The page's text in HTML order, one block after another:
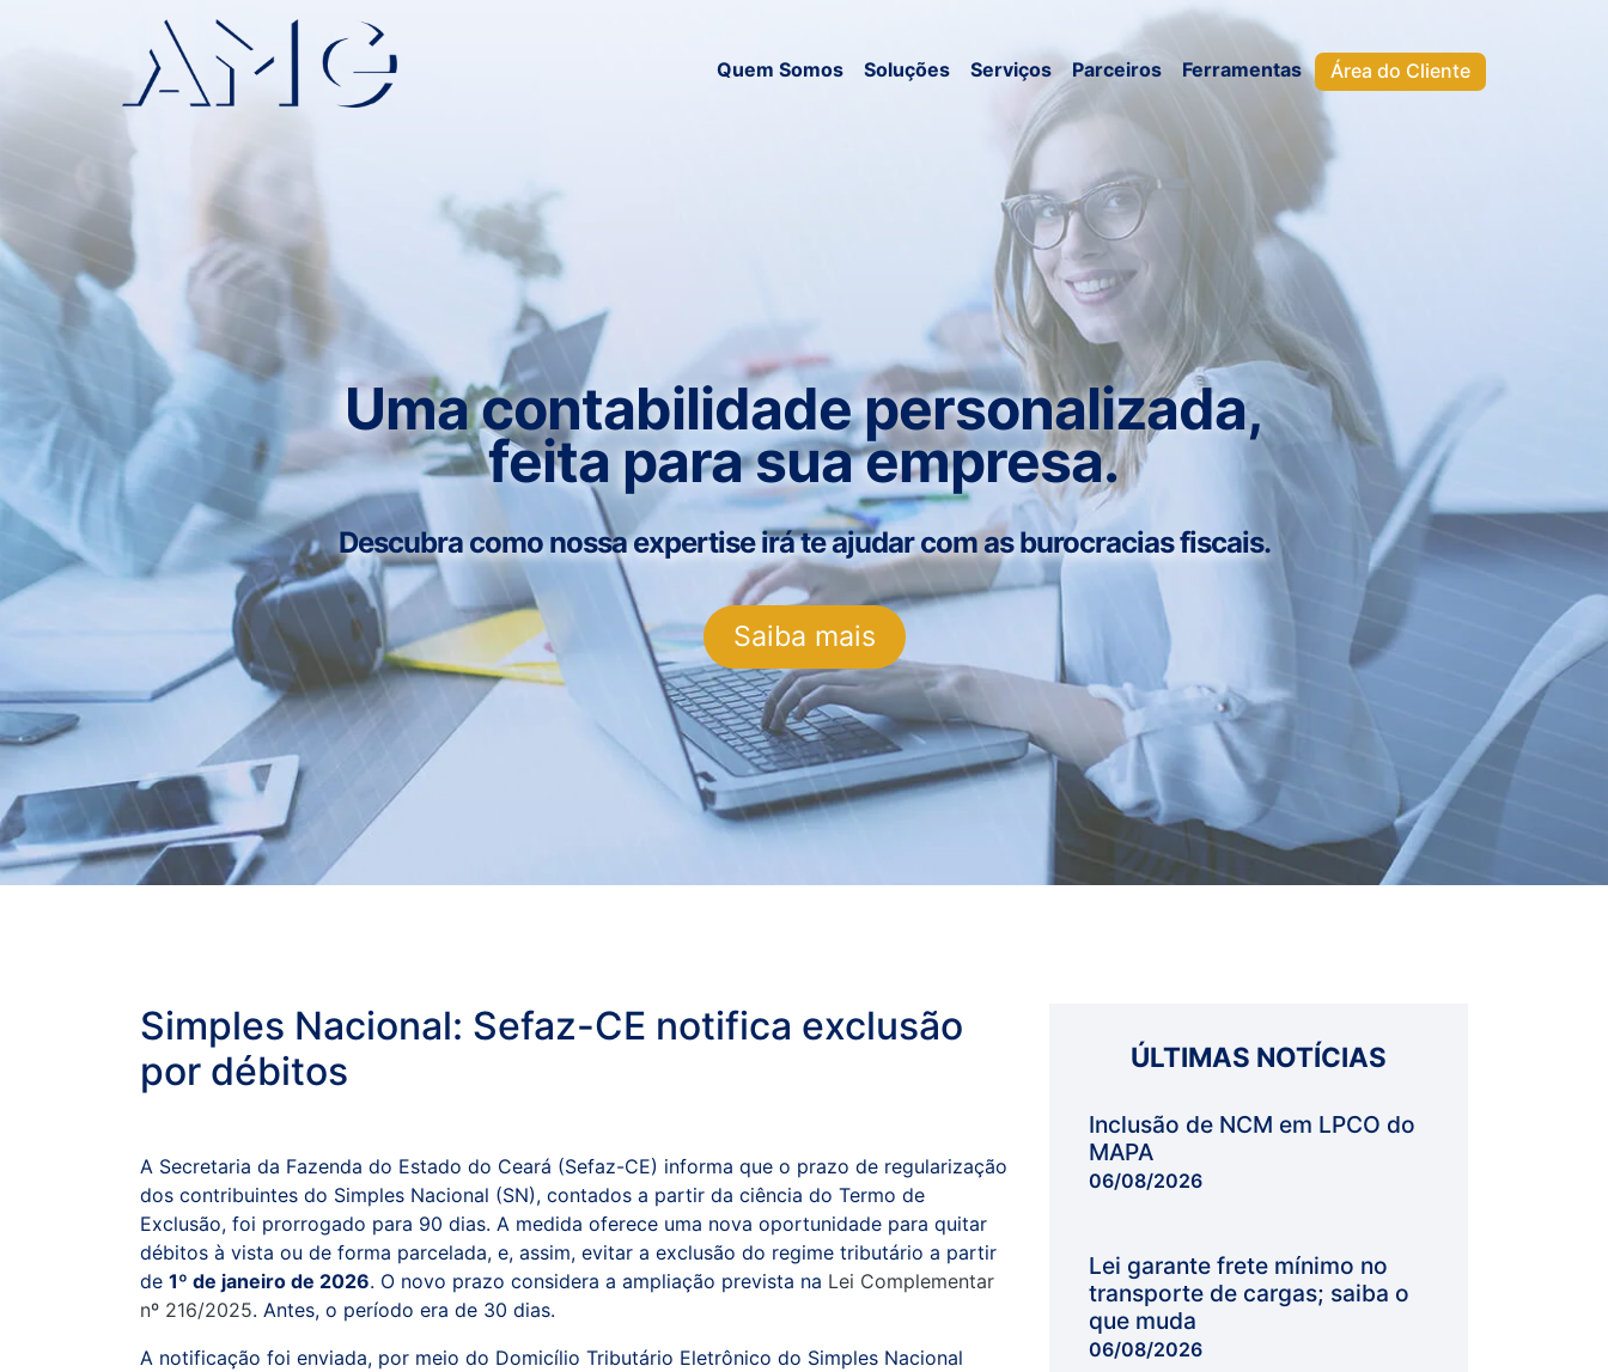
Quem Somos Soluções Serviços Parceiros Ferramentas Área do Cliente
Uma contabilidade personalizada,
feita para sua empresa.
Descubra como nossa expertise irá te ajudar com as burocracias fiscais.
Saiba mais
Simples Nacional: Sefaz-CE notifica exclusão
por débitos
A Secretaria da Fazenda do Estado do Ceará (Sefaz-CE) informa que o prazo de regularização
dos contribuintes do Simples Nacional (SN), contados a partir da ciência do Termo de
Exclusão, foi prorrogado para 90 dias. A medida oferece uma nova oportunidade para quitar
débitos à vista ou de forma parcelada, e, assim, evitar a exclusão do regime tributário a partir
de 1º de janeiro de 2026. O novo prazo considera a ampliação prevista na Lei Complementar
nº 216/2025. Antes, o período era de 30 dias.
A notificação foi enviada, por meio do Domicílio Tributário Eletrônico do Simples Nacional
ÚLTIMAS NOTÍCIAS
Inclusão de NCM em LPCO do
MAPA
06/08/2026
Lei garante frete mínimo no
transporte de cargas; saiba o
que muda
06/08/2026